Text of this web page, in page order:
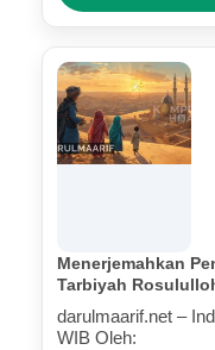
Menerjemahkan
Tarbiyah
Terluka (Bagian IV)
darulmaarif.net –
WIB Oleh: